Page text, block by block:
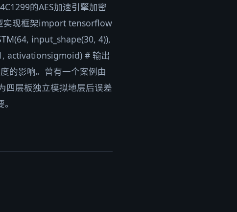
的AES加速引擎加密
实现框架import tensorflow
input_shape(30, 4)),
activationsigmoid) # 输出
的影响。曾有一个案例由
四层板独立模拟地层后误差